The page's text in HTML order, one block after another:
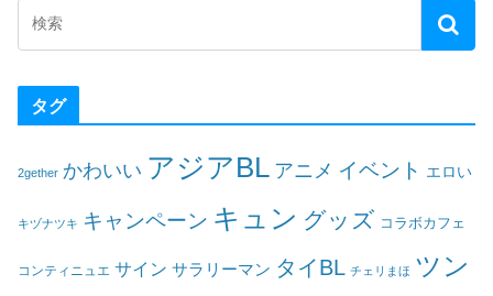
タグ
2gether かわいい アジアBL アニメ イベント エロい
キヅナツキ キャンペーン キュン グッズ コラボカフェ
コンティニュエ サイン サラリーマン タイBL チェリまほ ツン